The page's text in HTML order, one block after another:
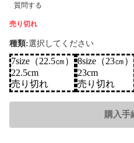
質問する
売り切れ
種類:選択してください
7size（22.5㎝）
22.5cm
売り切れ
8size（23㎝）
23cm
売り切れ
購入手